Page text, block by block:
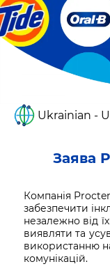
Ukrainian -
Заява
Компанія
забезпечити
незалежно від
виявляти та
використанню
комунікацій.